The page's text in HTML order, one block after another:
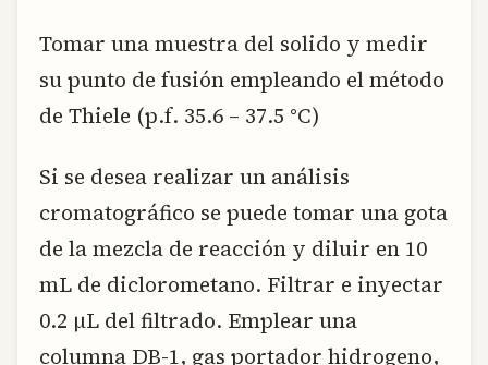
Tomar una muestra del solido y medir
su punto de fusión empleando el método
de Thiele (p.f. 35.6 – 37.5 °C)
Si se desea realizar un análisis
cromatográfico se puede tomar una gota
de la mezcla de reacción y diluir en 10
mL de diclorometano. Filtrar e inyectar
0.2 µL del filtrado. Emplear una
columna DB-1, gas portador hidrogeno,